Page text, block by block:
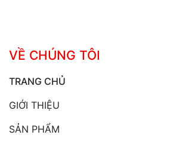
VỀ CHÚNG TÔI
TRANG CHỦ
GIỚI THIỆU
SẢN PHẨM